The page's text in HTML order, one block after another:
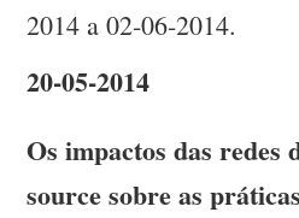
2014 a 02-06-2014.
20-05-2014
Os impactos das redes
source sobre as